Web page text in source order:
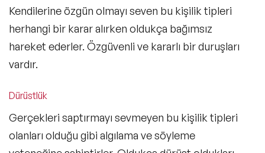
Kendilerine özgün olmayı seven bu kişilik tipleri
herhangi bir karar alırken oldukça bağımsız
hareket ederler. Özgüvenli ve kararlı bir duruşları
vardır.
Dürüstlük
Gerçekleri saptırmayı sevmeyen bu kişilik tipleri
olanları olduğu gibi algılama ve söyleme